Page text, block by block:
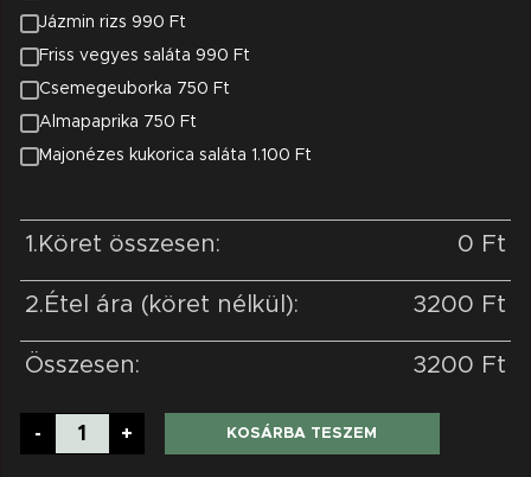
Jázmin rizs 990 Ft
Friss vegyes saláta 990 Ft
Csemegeuborka 750 Ft
Almapaprika 750 Ft
Majonézes kukorica saláta 1.100 Ft
1.Köret összesen: 0 Ft
2.Étel ára (köret nélkül): 3200 Ft
Összesen: 3200 Ft
- + KOSÁRBA TESZEM